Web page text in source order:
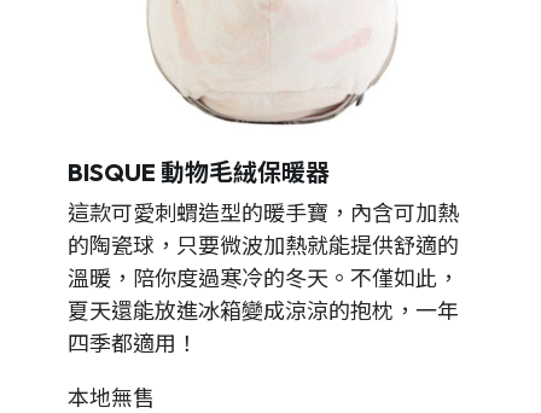
BISQUE 動物毛絨保暖器
這款可愛刺蝟造型的暖手寶，內含可加熱
的陶瓷球，只要微波加熱就能提供舒適的
溫暖，陪你度過寒冷的冬天。不僅如此，
夏天還能放進冰箱變成涼涼的抱枕，一年
四季都適用！
本地無售